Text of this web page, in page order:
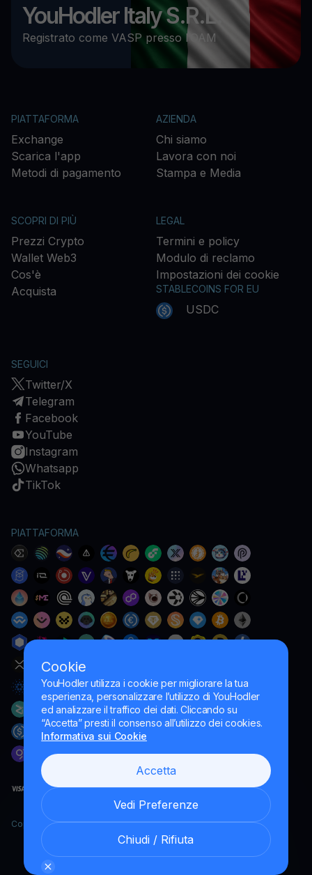
Cookie
YouHodler utilizza i cookie per migliorare la tua
esperienza, personalizzare l’utilizzo di YouHodler
ed analizzare il traffico dei dati. Cliccando su
“Accetta” presti il consenso all’utilizzo dei cookies.
Informativa sui Cookie
Accetta
Vedi Preferenze
Chiudi / Rifiuta
YouHodler Italy S.R.L.
Registrato come VASP presso l’OAM
PIATTAFORMA
Exchange
Scarica l'app
Metodi di pagamento
AZIENDA
Chi siamo
Lavora con noi
Stampa e Media
SCOPRI DI PIÙ
Prezzi Crypto
Wallet Web3
Cos'è
Acquista
LEGAL
Termini e policy
Modulo di reclamo
Impostazioni dei cookie
STABLECOINS FOR EU
USDC
SEGUICI
Twitter/X
Telegram
Facebook
YouTube
Instagram
Whatsapp
TikTok
PIATTAFORMA
Copyright YouHodler, 2026.